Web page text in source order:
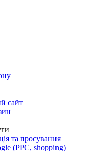
сайт
та просування
(PPC, shopping)